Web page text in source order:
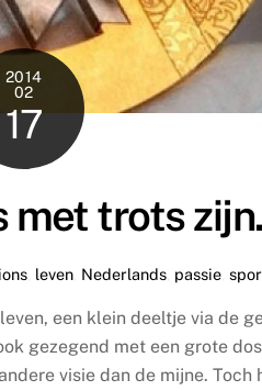
2014
02
17
met trots
, leven, Nederlands, passie,
een klein deeltje via de
gezegend met een grote
visie dan de mijne. Toch